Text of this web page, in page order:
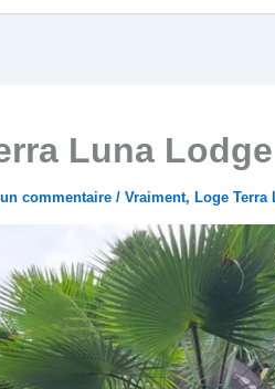
Luna
commentaire / Vraiment, Loge Terra